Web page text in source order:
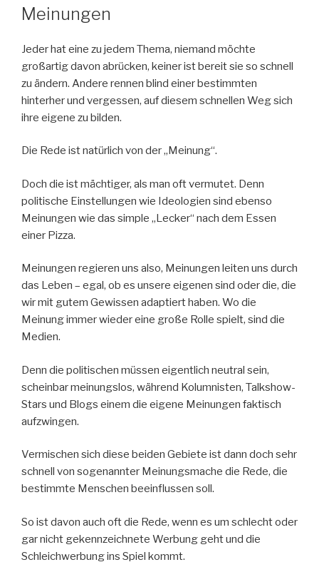
AM
Meinungen
Jeder hat eine zu jedem Thema, niemand möchte
großartig davon abrücken, keiner ist bereit sie so schnell
zu ändern. Andere rennen blind einer bestimmten
hinterher und vergessen, auf diesem schnellen Weg sich
ihre eigene zu bilden.
Die Rede ist natürlich von der „Meinung“.
Doch die ist mächtiger, als man oft vermutet. Denn
politische Einstellungen wie Ideologien sind ebenso
Meinungen wie das simple „Lecker“ nach dem Essen
einer Pizza.
Meinungen regieren uns also, Meinungen leiten uns durch
das Leben – egal, ob es unsere eigenen sind oder die, die
wir mit gutem Gewissen adaptiert haben. Wo die
Meinung immer wieder eine große Rolle spielt, sind die
Medien.
Denn die politischen müssen eigentlich neutral sein,
scheinbar meinungslos, während Kolumnisten, Talkshow-
Stars und Blogs einem die eigene Meinungen faktisch
aufzwingen.
Vermischen sich diese beiden Gebiete ist dann doch sehr
schnell von sogenannter Meinungsmache die Rede, die
bestimmte Menschen beeinflussen soll.
So ist davon auch oft die Rede, wenn es um schlecht oder
gar nicht gekennzeichnete Werbung geht und die
Schleichwerbung ins Spiel kommt.